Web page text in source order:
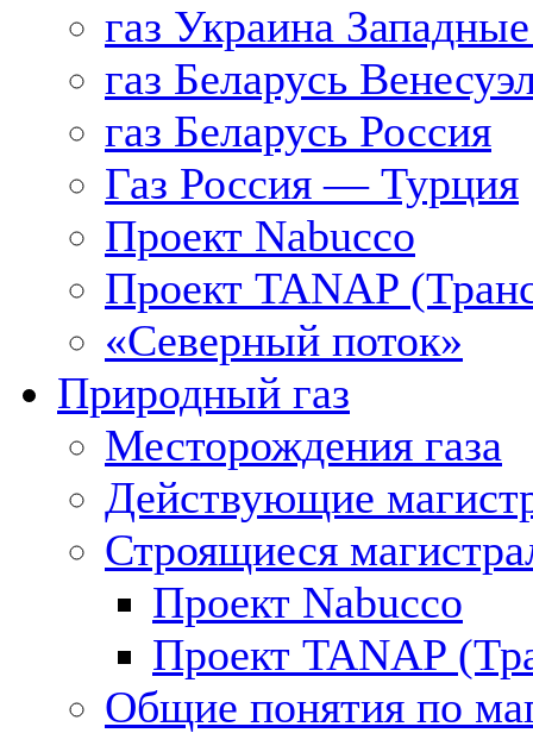
газ Украина
газ Беларусь
газ Беларусь Россия
Газ Россия — Турция
Проект Nabucco
Проект TANAP
«Северный поток»
Природный газ
Месторождения газа
Действующие
Строящиеся
Проект Nabucco
Проект TANAP
Общие понятия по